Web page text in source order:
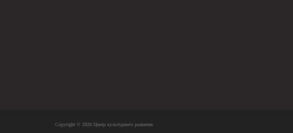
Copyright © 2026 Центр культурного развития